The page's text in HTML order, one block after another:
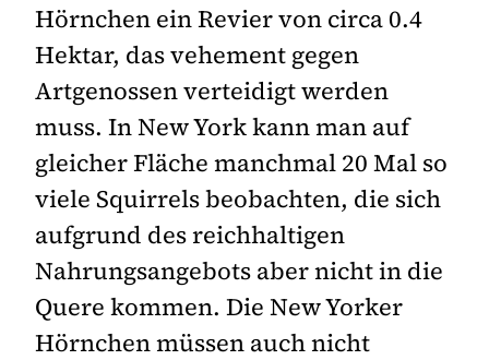
Hörnchen ein Revier von circa 0.4
Hektar, das vehement gegen
Artgenossen verteidigt werden
muss. In New York kann man auf
gleicher Fläche manchmal 20 Mal so
viele Squirrels beobachten, die sich
aufgrund des reichhaltigen
Nahrungsangebots aber nicht in die
Quere kommen. Die New Yorker
Hörnchen müssen auch nicht